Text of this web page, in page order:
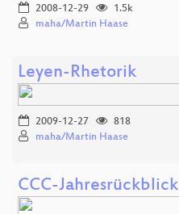
2008-12-29
1.5k
maha/Martin Haase
Leyen-Rhetorik
2009-12-27
818
maha/Martin Haase
CCC-Jahresrückblick